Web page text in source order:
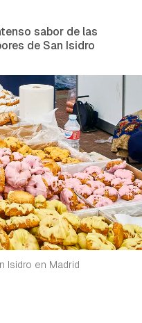
sabor de las
de San Isidro
Isidro en Madrid